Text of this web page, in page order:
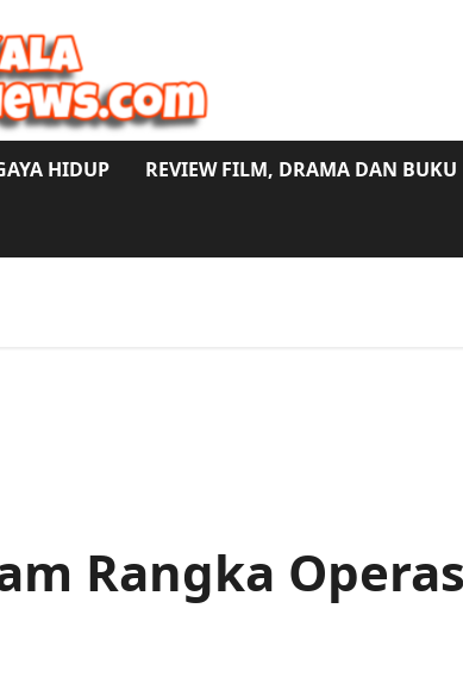
HIDUP REVIEW FILM, DRAMA DAN BUKU
Rangka